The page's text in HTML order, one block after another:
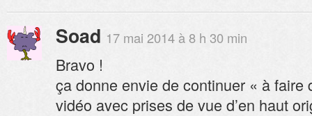
Soad 17 mai 2014 à 8 h 30 min
Bravo !
ça donne envie de continuer « à faire
vidéo avec prises de vue d’en haut